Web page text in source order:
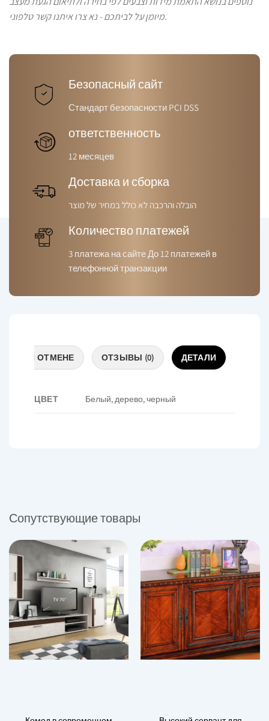
מיומן על לביתכם - נא צרו איתנו קשר טלפוני.
Безопасный сайт
Стандарт безопасности PCI DSS
ответственность
12 месяцев
Доставка и сборка
הובלה והרכבה לא כולל במחיר של מוצר
Количество платежей
3 платежа на сайте До 12 платежей в
телефонной транзакции
ДЕТАЛИ
ОТЗЫВЫ (0)
И ОТМЕНЕ
ЦВЕТ Белый, дерево, черный
Сопутствующие товары